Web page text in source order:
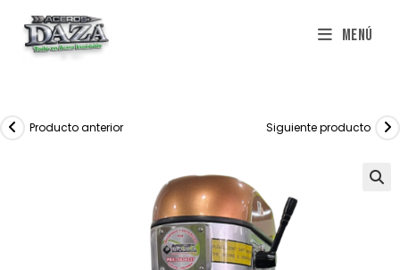
Saltar
contenido
Menú
Producto anterior Siguiente producto